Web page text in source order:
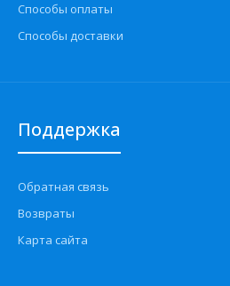
Способы оплаты
Способы доставки
Поддержка
Обратная связь
Возвраты
Карта сайта